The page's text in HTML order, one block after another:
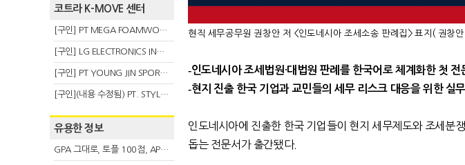
코트라 K-MOVE 센터
[구인] PT MEGA FOAMWORKS INDONESIA
[구인] LG ELECTRONICS INDONESIA
[구인] PT YOUNG JIN SPORT INDONESIA
[구인](내용 수정됨) PT. STYLE KOREAN INDONESIA (스타일 코리안 인도네시아)
유용한 정보
GPA 그대로, 토플 100점, AP 막막 — 원인은 하나입니다
현직 세무공무원 권창안 저 <인도네시아 조세소송 판례집> 표지( 권창
-인도네시아 조세법원 ·대법원 판례를 한국어로 체계화한 첫 전
-현지 진출 한국 기업과 교민들의 세무 리스크 대응을 위한 실
인도네시아에 진출한 한국 기업들이 현지 세무제도와 조세분
돕는 전문서가 출간됐다.